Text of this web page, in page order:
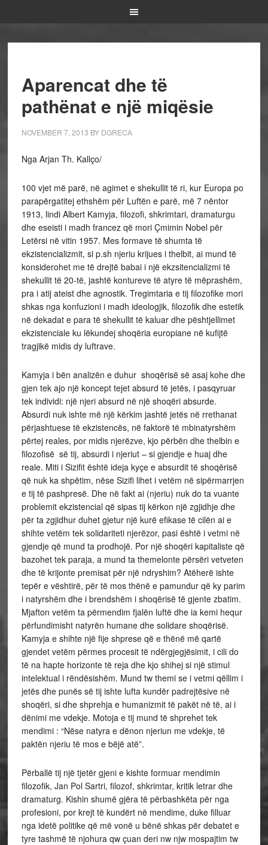
Aparencat dhe të
pathënat e një miqësie
NOVEMBER 7, 2013 BY DGRECA
Nga Arjan Th. Kallço/
100 vjet më parë, në agimet e shekullit të ri, kur Europa po
parapërgatitej ethshëm për Luftën e parë, më 7 nëntor
1913, lindi Albert Kamyja, filozofi, shkrimtari, dramaturgu
dhe eseisti i madh francez që mori Çmimin Nobel për
Letërsi në vitin 1957. Mes formave të shumta të
ekzistencializmit, si p.sh njeriu krijues i thelbit, ai mund të
konsiderohet me të drejtë babai i një ekzsitencializmi të
shekullit të 20-të, jashtë kontureve të atyre të mëprashëm,
pra i atij ateist dhe agnostik. Tregimtaria e tij filozofike mori
shkas nga konfuzioni i madh ideologjik, filozofik dhe estetik
në dekadat e para të shekullit të kaluar dhe pështjellimet
ekzistenciale ku lëkundej shoqëria europiane në kufijtë
tragjikë midis dy luftrave.
Kamyja i bën analizën e duhur shoqërisë së asaj kohe dhe
gjen tek ajo një koncept tejet absurd të jetës, i pasqyruar
tek individi: një njeri absurd në një shoqëri absurde.
Absurdi nuk ishte më një kërkim jashtë jetës në rrethanat
përjashtuese të ekzistencës, në faktorë të mbinatyrshëm
përtej reales, por midis njerëzve, kjo përbën dhe thelbin e
filozofisë së tij, absurdi i njeriut – si gjendje e huaj dhe
reale. Miti i Sizifit është ideja kyçe e absurdit të shoqërisë
që nuk ka shpëtim, nëse Sizifi lihet i vetëm në sipërmarrjen
e tij të pashpresë. Dhe në fakt ai (njeriu) nuk do ta vuante
problemit ekzistencial që sipas tij kërkon një zgjidhje dhe
për ta zgjidhur duhet gjetur një kurë efikase të cilën ai e
shihte vetëm tek solidariteti njerëzor, pasi është i vetmi në
gjendje që mund ta prodhojë. Por një shoqëri kapitaliste që
bazohet tek paraja, a mund ta themelonte përsëri vetveten
dhe të krijonte premisat për një ndryshim? Atëherë ishte
tepër e vështirë, për të mos thënë e pamundur që ky parim
i natyrshëm dhe i brendshëm i shoqërisë të gjente zbatim.
Mjafton vetëm ta përmendim fjalën luftë dhe ia kemi hequr
përfundimisht natyrën humane dhe solidare shoqërisë.
Kamyja e shihte një fije shprese që e thënë më qartë
gjendet vetëm përmes procesit të ndërgjegjësimit, i cili do
të na hapte horizonte të reja dhe kjo shihej si një stimul
intelektual i rëndësishëm. Mund tw themi se i vetmi qëllim i
jetës dhe punës së tij ishte lufta kundër padrejtësive në
shoqëri, si dhe shprehja e humanizmit të pakët në të, ai i
dënimi me vdekje. Motoja e tij mund të shprehet tek
mendimi : “Nëse natyra e dënon njeriun me vdekje, të
paktën njeriu të mos e bëjë atë”.
Përballë tij një tjetër gjeni e kishte formuar mendimin
filozofik, Jan Pol Sartri, filozof, shkrimtar, kritik letrar dhe
dramaturg. Kishin shumë gjëra të përbashkëta për nga
profesioni, por krejt të kundërt në mendime, duke filluar
nga idetë politike që më vonë u bënë shkas për debatet e
tyre tashmë të njohura qw çuan deri nw njw mospajtim tw